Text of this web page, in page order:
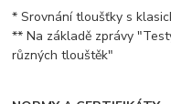
* Srovnání tloušťky s
** Na základě zprávy
různých tlouštěk"